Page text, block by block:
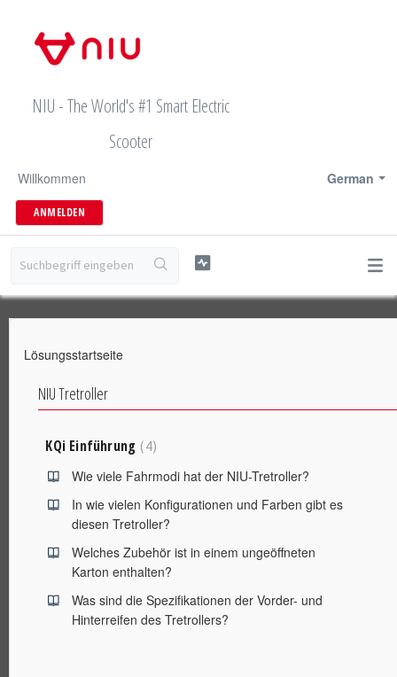
NIU - The World's #1 Smart Electric
Scooter
German
Willkommen
ANMELDEN
Lösungsstartseite
NIU Tretroller
KQi Einführung 4
Wie viele Fahrmodi hat der NIU-Tretroller?
In wie vielen Konfigurationen und Farben gibt es
diesen Tretroller?
Welches Zubehör ist in einem ungeöffneten
Karton enthalten?
Was sind die Spezifikationen der Vorder- und
Hinterreifen des Tretrollers?